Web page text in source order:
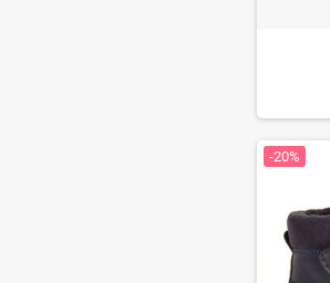
-20%